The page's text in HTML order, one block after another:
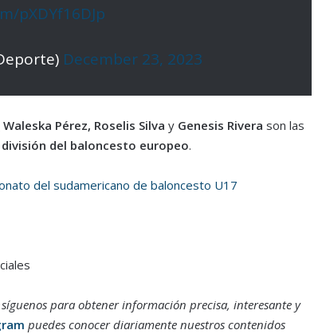
pXDYf16DJp
December 23, 2023
Pérez, Roselis Silva y Genesis Rivera son las
del baloncesto europeo.
del sudamericano de baloncesto U17
para obtener información precisa, interesante y
puedes conocer diariamente nuestros contenidos